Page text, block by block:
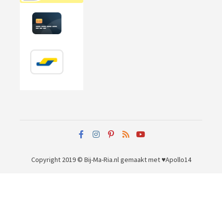
Copyright 2019 © Bij-Ma-Ria.nlgemaakt met ♥Apollo14